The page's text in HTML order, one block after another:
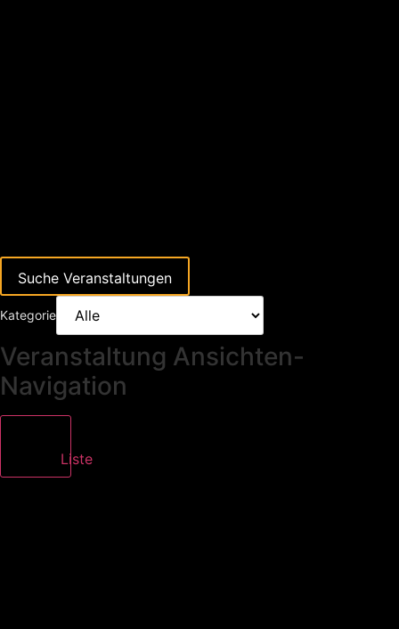
Suche Veranstaltungen
Kategorie
Veranstaltung Ansichten-
Navigation
Liste